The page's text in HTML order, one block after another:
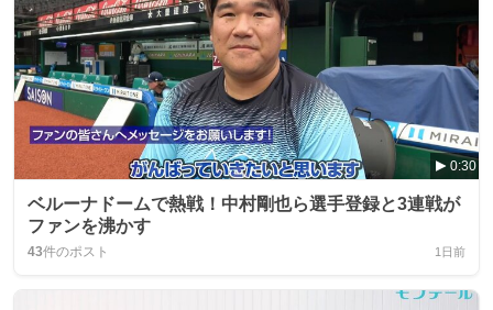
0:30
ベルーナドームで熱戦！中村剛也ら選手登録と3連戦が
ファンを沸かす
43件のポスト 1日前